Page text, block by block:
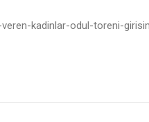
kadinlar-odul-toreni-